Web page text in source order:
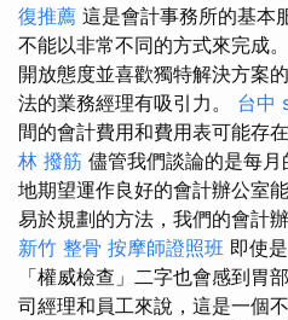
復推薦 這是會計事務所的基本
不能以非常不同的方式來完成。
開放態度並喜歡獨特解決方案
法的業務經理有吸引力。 台中
間的會計費用和費用表可能存
林 撥筋 儘管我們談論的是每
地期望運作良好的會計辦公室
易於規劃的方法，我們的會計
新竹 整骨 按摩師證照班 即使
「權威檢查」二字也會感到胃
司經理和員工來說，這是一個